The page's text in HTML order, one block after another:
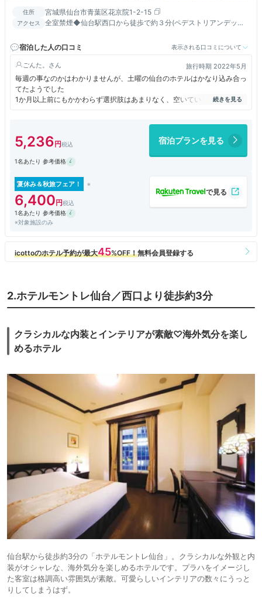
住所 宮城県仙台市青葉区花京院1-2-15
アクセス
全室禁煙◆仙台駅西口から徒歩で約３分(ペデストリアンデッキ
宿泊した人の口コミ
表示される口コミについて
ごんた。 旅行時期 2022年5月
毎週の事なのかはわかりませんが、土曜の仙台のホテルはかなり込み合っ
てたようでした
1か月以上前にもかかわらず選択肢はあまりなく、空いている中で駅から
近めで最安値に近いここを選びました
割引後）
決して高級ではない大体中級ビジネスホテルという印象でした
部屋の広さは狭すぎるという事は無く程良く
水回りにちょっと古さを感じました
空気清浄機があったのは良いです
私はわからなかったのですが、2階から直接仙台駅への歩道橋に出られる
ようです
5,236 宿泊プランを見る
1名あたり 参考価格
夏休み＆秋旅フェア！
6,400
1名あたり 参考価格
※対象施設のみ
2.ホテルモントレ仙台／西口より徒歩約3分
クラシカルな内装とインテリアが素敵♡海外気分を楽し
めるホテル
仙台駅から徒歩約3分の「ホテルモントレ仙台」。クラシカルな外観と内
装がオシャレな、海外気分を楽しめるホテルです。プラハをイメージし
た客室は格調高い雰囲気が素敵。可愛らしいインテリアの数々にうっと
りしてしまうはず。